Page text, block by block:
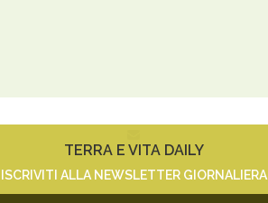
TERRA E VITA DAILY
ISCRIVITI ALLA NEWSLETTER GIORNALIERA